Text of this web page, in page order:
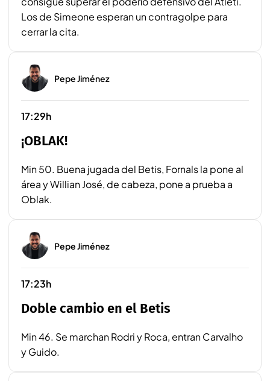
Los de Simeone esperan un contragolpe para
cerrar la cita.
Pepe Jiménez
17:29h
¡OBLAK!
Min 50. Buena jugada del Betis, Fornals la pone al
área y Willian José, de cabeza, pone a prueba a
Oblak.
Pepe Jiménez
17:23h
Doble cambio en el Betis
Min 46. Se marchan Rodri y Roca, entran Carvalho
y Guido.